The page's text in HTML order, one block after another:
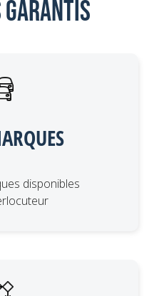
garantis
disponibles